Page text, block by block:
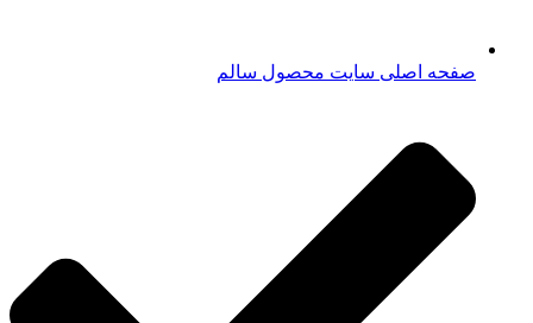
صفحه اصلی سایت محصول سالم